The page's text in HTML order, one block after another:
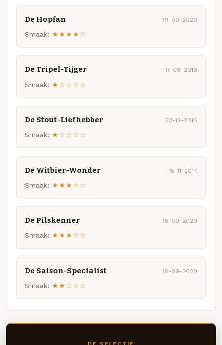
De Hopfan 19-09-2020
Smaak: ★★★★☆
De Tripel-Tijger 17-08-2019
Smaak: ★☆☆☆☆
De Stout-Liefhebber 23-12-2018
Smaak: ★☆☆☆☆
De Witbier-Wonder 15-11-2017
Smaak: ★★★☆☆
De Pilskenner 18-09-2020
Smaak: ★★★☆☆
De Saison-Specialist 18-09-2020
Smaak: ★★☆☆☆